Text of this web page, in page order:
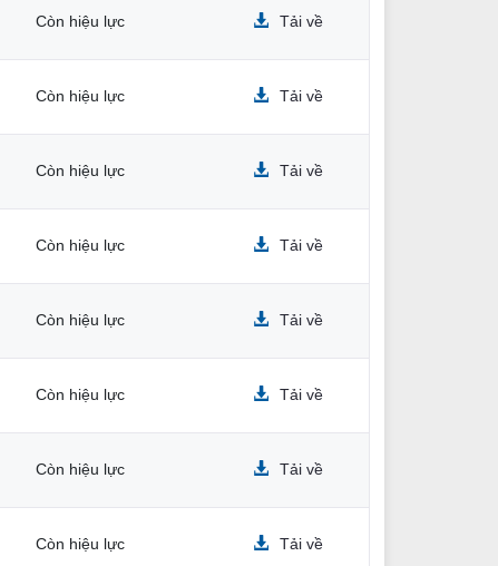
Còn hiệu lực Tải về
Còn hiệu lực Tải về
Còn hiệu lực Tải về
Còn hiệu lực Tải về
Còn hiệu lực Tải về
Còn hiệu lực Tải về
Còn hiệu lực Tải về
Còn hiệu lực Tải về